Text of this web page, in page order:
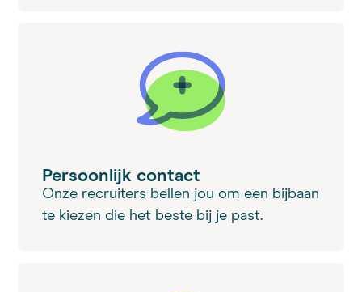
Persoonlijk contact
Onze recruiters bellen jou om een bijbaan
te kiezen die het beste bij je past.